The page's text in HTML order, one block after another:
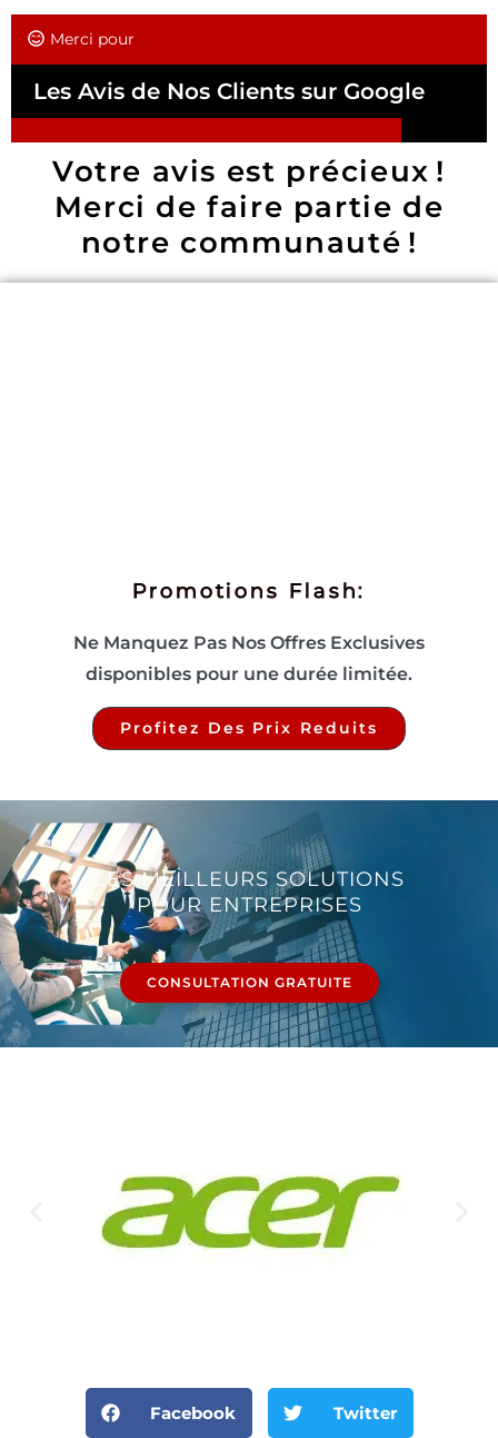
Merci pour
Les Avis de Nos Clients sur Google
Votre avis est précieux !
Merci de faire partie de
notre communauté !
Promotions Flash:
Ne Manquez Pas Nos Offres Exclusives
disponibles pour une durée limitée.
Profitez Des Prix Reduits
LES MEILLEURS SOLUTIONS
POUR ENTREPRISES
CONSULTATION GRATUITE
Facebook Twitter